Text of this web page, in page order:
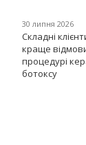
30 липня 2026
Складні
краще
процедурі
ботоксу